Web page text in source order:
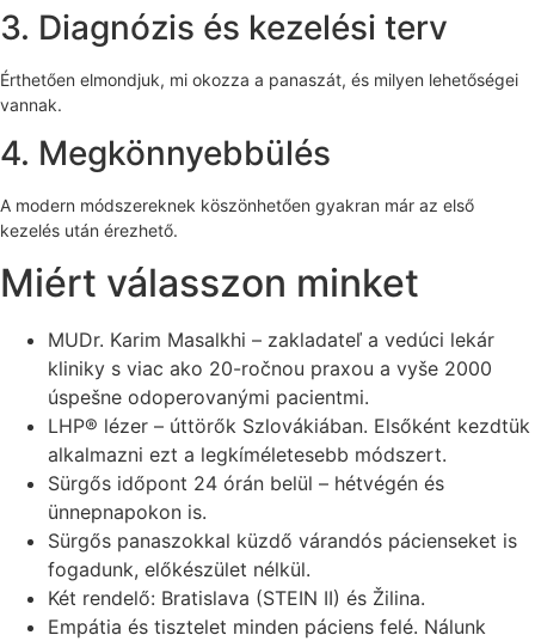
3. Diagnózis és kezelési terv
Érthetően elmondjuk, mi okozza a panaszát, és milyen lehetőségei
vannak.
4. Megkönnyebbülés
A modern módszereknek köszönhetően gyakran már az első
kezelés után érezhető.
Miért válasszon minket
MUDr. Karim Masalkhi – zakladateľ a vedúci lekár
kliniky s viac ako 20-ročnou praxou a vyše 2000
úspešne odoperovanými pacientmi.
LHP® lézer – úttörők Szlovákiában. Elsőként kezdtük
alkalmazni ezt a legkíméletesebb módszert.
Sürgős időpont 24 órán belül – hétvégén és
ünnepnapokon is.
Sürgős panaszokkal küzdő várandós pácienseket is
fogadunk, előkészület nélkül.
Két rendelő: Bratislava (STEIN II) és Žilina.
Empátia és tisztelet minden páciens felé. Nálunk